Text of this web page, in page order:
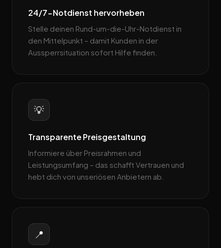
24/7-Notdienst hervorheben
Stelle deinen Rund-um-die-Uhr-Notdienst in
den Mittelpunkt – damit Kunden in der
Aussperrsituation sofort Hilfe finden.
💡
Transparente Preisgestaltung
Informiere über Preisrahmen und
Leistungsumfang – das schafft Vertrauen und
hebt dich von unseriösen Anbietern ab.
📍